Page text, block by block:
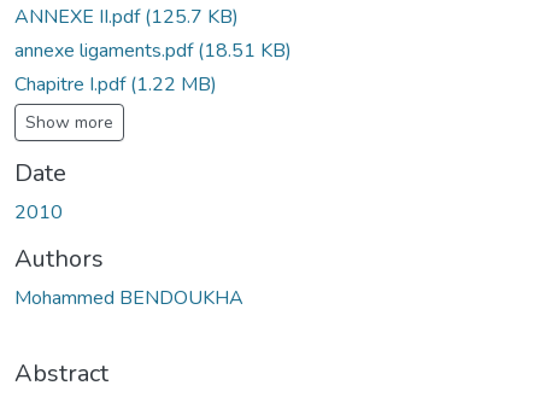
ANNEXE II.pdf(125.7 KB)
annexe ligaments.pdf(18.51 KB)
Chapitre I.pdf(1.22 MB)
Show more
Date
2010
Authors
Mohammed BENDOUKHA
Abstract